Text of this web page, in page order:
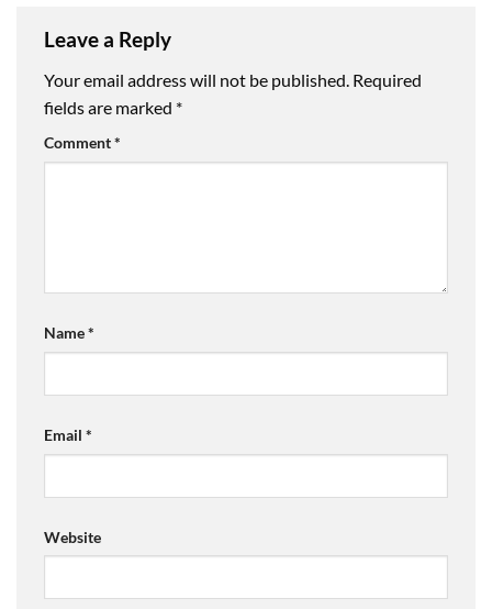
Leave a Reply
Your email address will not be published. Required
fields are marked *
Comment*
Name*
Email *
Website